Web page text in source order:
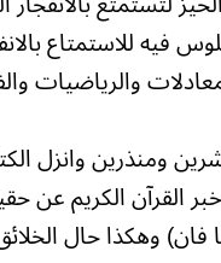
فيه للاستمتاع
والرياضيات
ومنذرين وانزل
القرآن الكريم
وهكذا حال